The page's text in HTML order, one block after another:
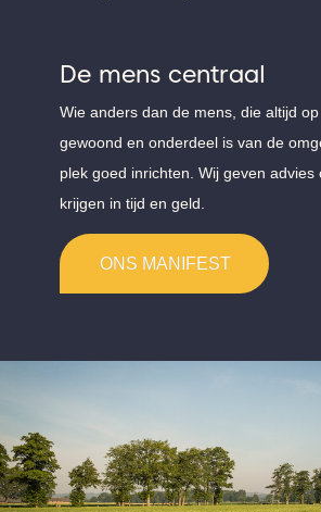
De mens centraal
Wie anders dan de mens, die altijd
gewoond en onderdeel is van de
plek goed inrichten. Wij geven advies
krijgen in tijd en geld.
ONS MANIFEST